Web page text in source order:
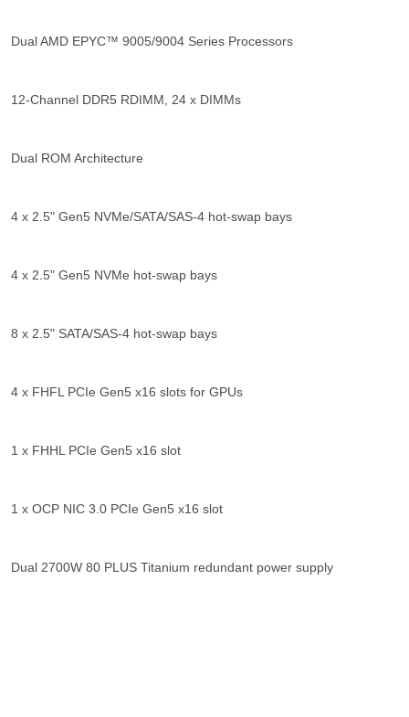
Dual AMD EPYC™ 9005/9004 Series Processors
12-Channel DDR5 RDIMM, 24 x DIMMs
Dual ROM Architecture
4 x 2.5" Gen5 NVMe/SATA/SAS-4 hot-swap bays
4 x 2.5" Gen5 NVMe hot-swap bays
8 x 2.5" SATA/SAS-4 hot-swap bays
4 x FHFL PCIe Gen5 x16 slots for GPUs
1 x FHHL PCIe Gen5 x16 slot
1 x OCP NIC 3.0 PCIe Gen5 x16 slot
Dual 2700W 80 PLUS Titanium redundant power supply